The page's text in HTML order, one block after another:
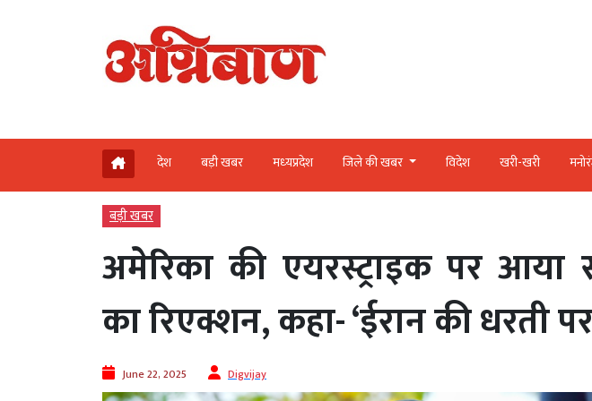
देश बड़ी खबर मध्‍यप्रदेश जिले की खबर विदेश खरी-खरी
बड़ी खबर
अमेरिका की एयरस्ट्राइक पर आया
का रिएक्शन, कहा- ‘ईरान की धरती
June 22, 2025 Digvijay